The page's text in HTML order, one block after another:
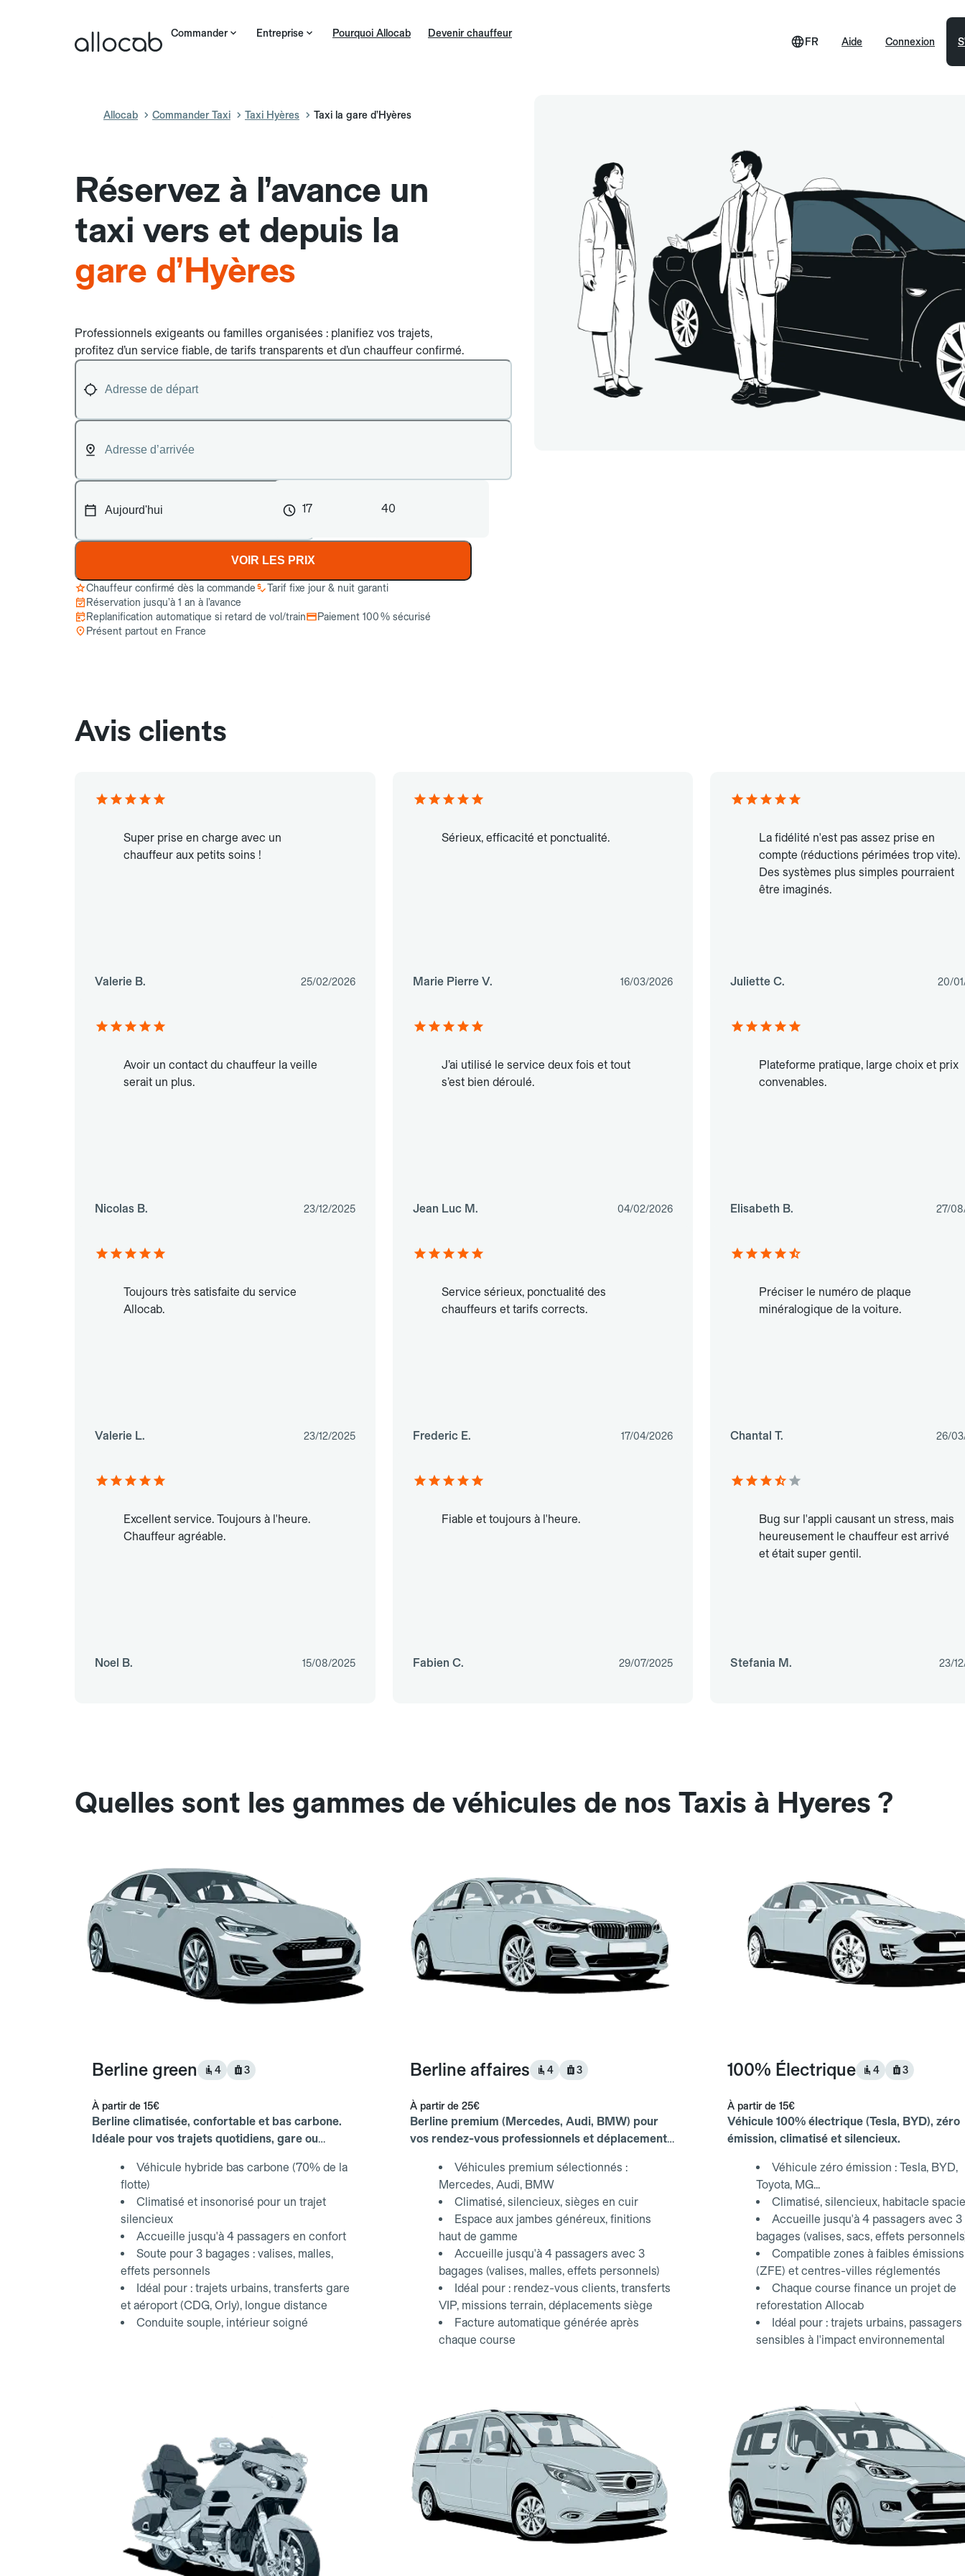
Commander Entreprise Pourquoi Allocab Devenir chauffeur
Aide
FR Connexion
Allocab Commander Taxi Taxi Hyères Taxi la gare d’Hyères
Réservez à l’avance un
taxi vers et depuis la
gare d’Hyères
Professionnels exigeants ou familles organisées : planifiez vos trajets,
profitez d’un service fiable, de tarifs transparents et d’un chauffeur confirmé.
17 40
VOIR LES PRIX
Chauffeur confirmé dès la commande
Tarif fixe jour & nuit garanti
Réservation jusqu’à 1 an à l’avance
Replanification automatique si retard de vol/train
Paiement 100 % sécurisé
Présent partout en France
Avis clients
Super prise en charge avec un
chauffeur aux petits soins !
Valerie B. 25/02/2026
Sérieux, efficacité et ponctualité.
Marie Pierre V. 16/03/2026
La fidélité n'est pas assez prise en
compte (réductions périmées trop vite).
Des systèmes plus simples pourraient
être imaginés.
Juliette C. 20/
Avoir un contact du chauffeur la veille
serait un plus.
Nicolas B. 23/12/2025
J’ai utilisé le service deux fois et tout
s’est bien déroulé.
Jean Luc M. 04/02/2026
Plateforme pratique, large choix et prix
convenables.
Elisabeth B. 27/
Toujours très satisfaite du service
Allocab.
Valerie L. 23/12/2025
Service sérieux, ponctualité des
chauffeurs et tarifs corrects.
Frederic E. 17/04/2026
Préciser le numéro de plaque
minéralogique de la voiture.
Chantal T. 26/
Excellent service. Toujours à l'heure.
Chauffeur agréable.
Noel B. 15/08/2025
Fiable et toujours à l'heure.
Fabien C. 29/07/2025
Bug sur l'appli causant un stress, mais
heureusement le chauffeur est arrivé
et était super gentil.
Stefania M. 23/
Quelles sont les gammes de véhicules de nos Taxis à Hyeres ?
Berline green 4 3
À partir de 15€
Berline climatisée, confortable et bas carbone.
Idéale pour vos trajets quotidiens, gare ou
Véhicule hybride bas carbone (70% de la
flotte)
Climatisé et insonorisé pour un trajet
silencieux
Accueille jusqu'à 4 passagers en confort
Soute pour 3 bagages : valises, malles,
effets personnels
Idéal pour : trajets urbains, transferts gare
et aéroport (CDG, Orly), longue distance
Conduite souple, intérieur soigné
Berline affaires 4 3
À partir de 25€
Berline premium (Mercedes, Audi, BMW) pour
vos rendez-vous professionnels et déplacements
Véhicules premium sélectionnés :
Mercedes, Audi, BMW
Climatisé, silencieux, sièges en cuir
Espace aux jambes généreux, finitions
haut de gamme
Accueille jusqu'à 4 passagers avec 3
bagages (valises, malles, effets personnels)
Idéal pour : rendez-vous clients, transferts
VIP, missions terrain, déplacements siège
Facture automatique générée après
chaque course
100% Électrique 4 3
À partir de 15€
Véhicule 100% électrique (Tesla, BYD), zéro
émission, climatisé et silencieux.
Véhicule zéro émission : Tesla, BYD,
Toyota, MG...
Climatisé, silencieux, habitacle
Accueille jusqu'à 4 passagers avec 3
bagages (valises, sacs, effets
Compatible zones à faibles émissions
(ZFE) et centres-villes réglementés
Chaque course finance un projet de
reforestation Allocab
Idéal pour : trajets urbains, passagers
sensibles à l'impact environnemental